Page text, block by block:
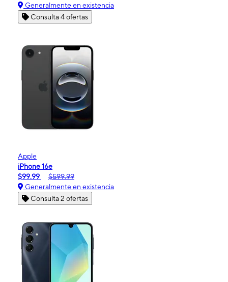
Generalmente en existencia
Consulta 4 ofertas
Apple
iPhone 16e
$99.99
$599.99
Generalmente en existencia
Consulta 2 ofertas